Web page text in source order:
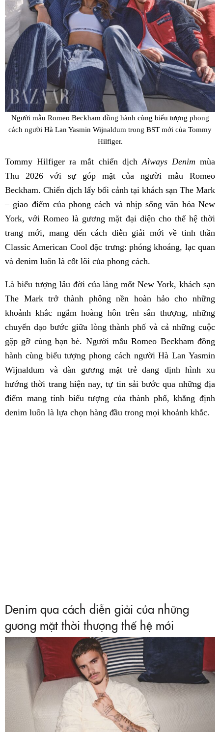
Người mẫu Romeo Beckham đồng hành cùng biểu tượng phong
cách người Hà Lan Yasmin Wijnaldum trong BST mới của Tommy
Hilfiger.
Tommy Hilfiger ra mắt chiến dịch Always Denim mùa
Thu 2026 với sự góp mặt của người mẫu Romeo
Beckham. Chiến dịch lấy bối cảnh tại khách sạn The Mark
– giao điểm của phong cách và nhịp sống văn hóa New
York, với Romeo là gương mặt đại diện cho thế hệ thời
trang mới, mang đến cách diễn giải mới về tinh thần
Classic American Cool đặc trưng: phóng khoáng, lạc quan
và denim luôn là cốt lõi của phong cách.
Là biểu tượng lâu đời của làng mốt New York, khách sạn
The Mark trở thành phông nền hoàn hảo cho những
khoảnh khắc ngắm hoàng hôn trên sân thượng, những
chuyến dạo bước giữa lòng thành phố và cả những cuộc
gặp gỡ cùng bạn bè. Người mẫu Romeo Beckham đồng
hành cùng biểu tượng phong cách người Hà Lan Yasmin
Wijnaldum và dàn gương mặt trẻ đang định hình xu
hướng thời trang hiện nay, tự tin sải bước qua những địa
điểm mang tính biểu tượng của thành phố, khẳng định
denim luôn là lựa chọn hàng đầu trong mọi khoảnh khắc.
Denim qua cách diễn giải của những
gương mặt thời thượng thế hệ mới